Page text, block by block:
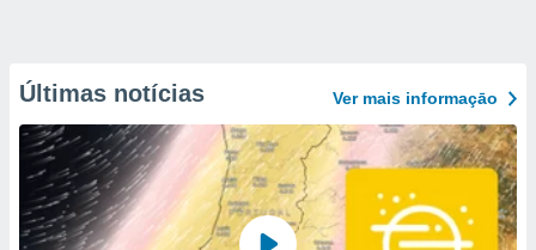
Últimas notícias Ver mais informaçāo